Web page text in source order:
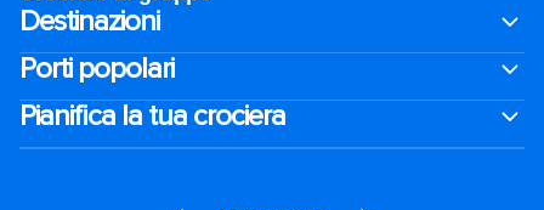
Destinazioni
Porti popolari
Pianifica la tua crociera